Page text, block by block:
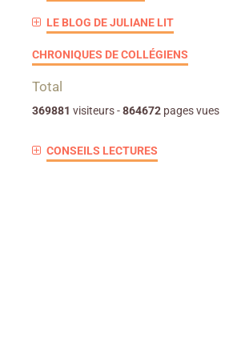
LE BLOG DE JULIANE LIT
CHRONIQUES DE COLLÉGIENS
Total
369881 visiteurs -864672 pages vues
CONSEILS LECTURES